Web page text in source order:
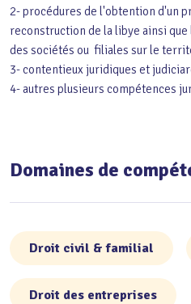
2- procédures de l'obtention d'un
reconstruction de la libye ainsi
des sociétés ou filiales sur le
3- contentieux juridiques et
4- autres plusieurs compétences
Domaines de
Droit civil & familial
Droit des entreprises